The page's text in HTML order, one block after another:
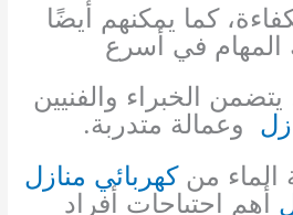
كما يمكنهم أيضًا
المهام في أسرع
الخبراء والفنيين
وعمالة متدربة.
الماء منكهربائي منازل
أهم احتياجات أفراد